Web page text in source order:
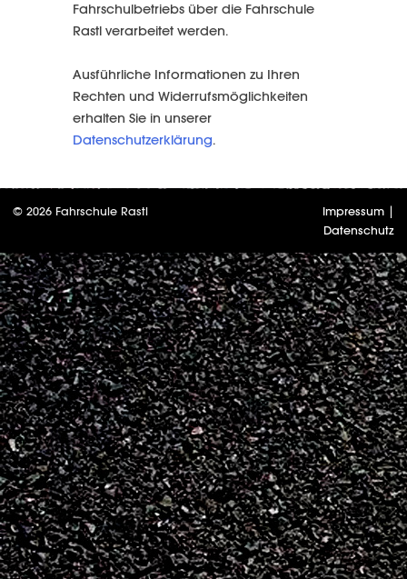
Fahrschulbetriebs über die Fahrschule
Rastl verarbeitet werden.
Ausführliche Informationen zu Ihren
Rechten und Widerrufsmöglichkeiten
erhalten Sie in unserer
Datenschutzerklärung.
© 2026 Fahrschule Rastl Impressum |
Datenschutz